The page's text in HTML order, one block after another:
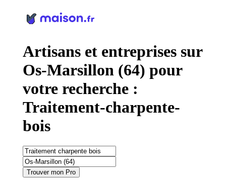
Artisans et entreprises sur
Os-Marsillon (64) pour
votre recherche :
Traitement-charpente-
bois
Trouver mon Pro